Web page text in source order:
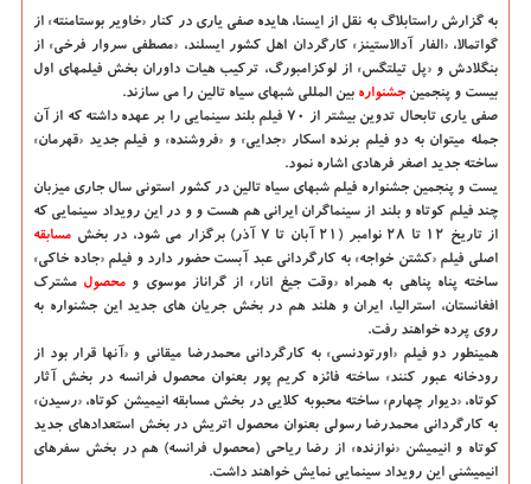
به گزارش راستابلاگ به نقل از ایسنا، هایده صفی یاری در کنار «خاویر بوستامنته» از
گواتمالا، «الفار آدالاستینز» کارگردان اهل کشور ایسلند، «مصطفی سروار فرخی» از
بنگلادش و «پل تیلتگس» از لوکزامبورگ، ترکیب هیات داوران بخش فیلمهای اول
بیست و پنجمین جشنواره بین المللی شبهای سیاه تالین را می سازند.
صفی یاری تابحال تدوین بیشتر از ۷۰ فیلم بلند سینمایی را بر عهده داشته که از آن
جمله میتوان به دو فیلم برنده اسکار «جدایی» و «فروشنده» و فیلم جدید «قهرمان»
ساخته جدید اصغر فرهادی اشاره نمود.
یست و پنجمین جشنواره فیلم شبهای سیاه تالین در کشور استونی سال جاری میزبان
چند فیلم کوتاه و بلند از سینماگران ایرانی هم هست و و در این رویداد سینمایی که
از تاریخ ۱۲ تا ۲۸ نوامبر (۲۱ آبان تا ۷ آذر) برگزار می شود، در بخش
مسابقه
اصلی فیلم «کشتن خواجه» به کارگردانی عبد آبست حضور دارد و فیلم «جاده خاکی»
ساخته پناه پناهی به همراه «وقت جیغ انار» از گراناز موسوی و محصول مشترک
افغانستان، استرالیا، ایران و هلند هم در بخش جریان های جدید این جشنواره به
روی پرده خواهند رفت.
همینطور دو فیلم «اورتودنسی» به کارگردانی محمدرضا میقانی و «آنها قرار بود از
رودخانه عبور کنند» ساخته فائزه کریم پور بعنوان محصول فرانسه در بخش آثار
کوتاه، «دیوار چهارم» ساخته محبوبه کلایی در بخش مسابقه انیمیشن کوتاه، «رسیدن»
به کارگردانی محمدرضا رسولی بعنوان محصول اتریش در بخش استعدادهای جدید
کوتاه و انیمیشن «نوازنده» از رضا ریاحی (محصول فرانسه) هم در بخش سفرهای
انیمیشنی این رویداد سینمایی نمایش خواهند داشت.